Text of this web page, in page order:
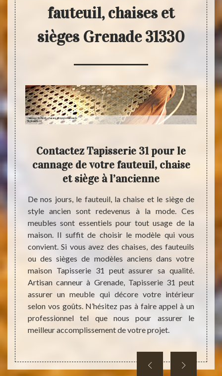
fauteuil, chaises et
sièges Grenade 31330
de
:
et
Il
frais
à
ne
Contactez Tapisserie 31 pour le
cannage de votre fauteuil, chaise
et siège à l’ancienne
De nos jours, le fauteuil, la chaise et le siège de
style ancien sont redevenus à la mode. Ces
meubles sont essentiels pour tout usage de la
maison. Il suffit de choisir le modèle qui vous
convient. Si vous avez des chaises, des fauteuils
ou des sièges de modèles anciens dans votre
maison Tapisserie 31 peut assurer sa qualité.
Artisan canneur à Grenade, Tapisserie 31 peut
assurer un meuble qui décore votre intérieur
selon vos goûts. N’hésitez pas à faire appel à un
professionnel tel que nous pour assurer le
meilleur accomplissement de votre projet.
se
plus